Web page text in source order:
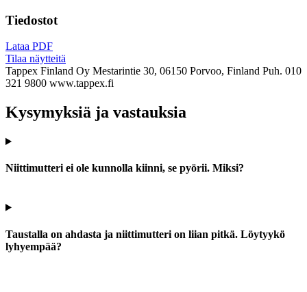
Tiedostot
Lataa PDF
Tilaa näytteitä
Tappex Finland Oy Mestarintie 30, 06150 Porvoo, Finland Puh. 010
321 9800 www.tappex.fi
Kysymyksiä ja vastauksia
Niittimutteri ei ole kunnolla kiinni, se pyörii. Miksi?
Taustalla on ahdasta ja niittimutteri on liian pitkä. Löytyykö
lyhyempää?